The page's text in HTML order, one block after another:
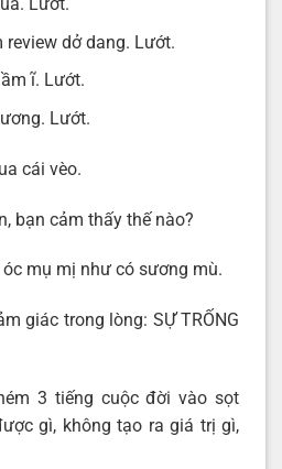
dở dang. Lướt.
ĩ. Lướt.
Lướt.
cái vèo.
bạn cảm thấy thế nào?
mụ mị như có sương mù.
giác trong lòng: SỰ TRỐNG
3 tiếng cuộc đời vào sọt
gì, không tạo ra giá trị gì,